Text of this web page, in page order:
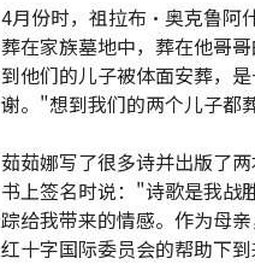
4月份时，祖拉布·奥克鲁阿
葬在家族墓地中，葬在他哥
到他们的儿子被体面安葬，
谢。"想到我们的两个儿子都
茹茹娜写了很多诗并出版了
书上签名时说："诗歌是我战
踪给我带来的情感。作为母
红十字国际委员会的帮助下